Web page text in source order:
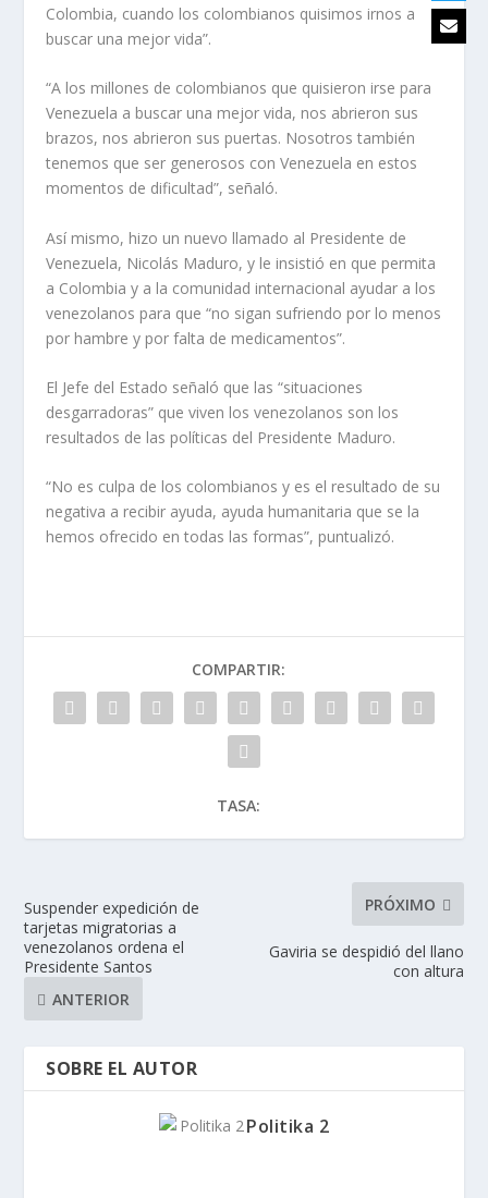
Colombia, cuando los colombianos quisimos irnos a
buscar una mejor vida”.
“A los millones de colombianos que quisieron irse para
Venezuela a buscar una mejor vida, nos abrieron sus
brazos, nos abrieron sus puertas. Nosotros también
tenemos que ser generosos con Venezuela en estos
momentos de dificultad”, señaló.
Así mismo, hizo un nuevo llamado al Presidente de
Venezuela, Nicolás Maduro, y le insistió en que permita
a Colombia y a la comunidad internacional ayudar a los
venezolanos para que “no sigan sufriendo por lo menos
por hambre y por falta de medicamentos”.
El Jefe del Estado señaló que las “situaciones
desgarradoras” que viven los venezolanos son los
resultados de las políticas del Presidente Maduro.
“No es culpa de los colombianos y es el resultado de su
negativa a recibir ayuda, ayuda humanitaria que se la
hemos ofrecido en todas las formas”, puntualizó.
COMPARTIR:
TASA:
Suspender expedición de
tarjetas migratorias a
venezolanos ordena el
Presidente Santos
ANTERIOR
PRÓXIMO
Gaviria se despidió del llano
con altura
SOBRE EL AUTOR
Politika 2